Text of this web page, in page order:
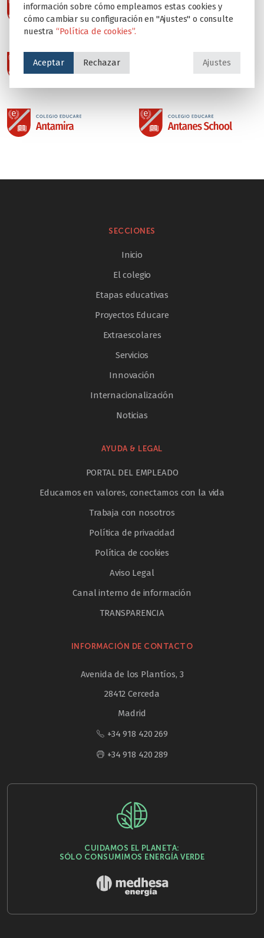
SECCIONES
Inicio
El colegio
Etapas educativas
Proyectos Educare
Extraescolares
Servicios
Innovación
Internacionalización
Noticias
AYUDA & LEGAL
PORTAL DEL EMPLEADO
Educamos en valores, conectamos con la vida
Trabaja con nosotros
Política de privacidad
Política de cookies
Aviso Legal
Canal interno de información
TRANSPARENCIA
INFORMACIÓN DE CONTACTO
Avenida de los Plantíos, 3
28412 Cerceda
Madrid
+34 918 420 269
+34 918 420 289
CUIDAMOS EL PLANETA:
SÓLO CONSUMIMOS ENERGÍA VERDE
información sobre cómo empleamos estas cookies y
cómo cambiar su configuración en "Ajustes" o consulte
nuestra “Política de cookies”.
Aceptar Rechazar Ajustes